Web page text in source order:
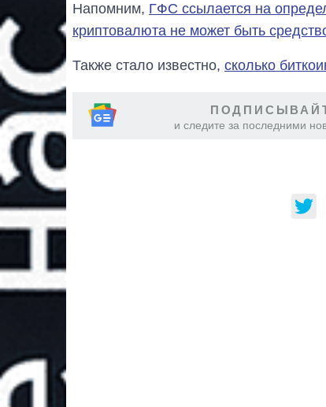
Напомним, ГФС ссылается на
криптовалюта не может быть
Также стало известно, сколько
и следите за последними